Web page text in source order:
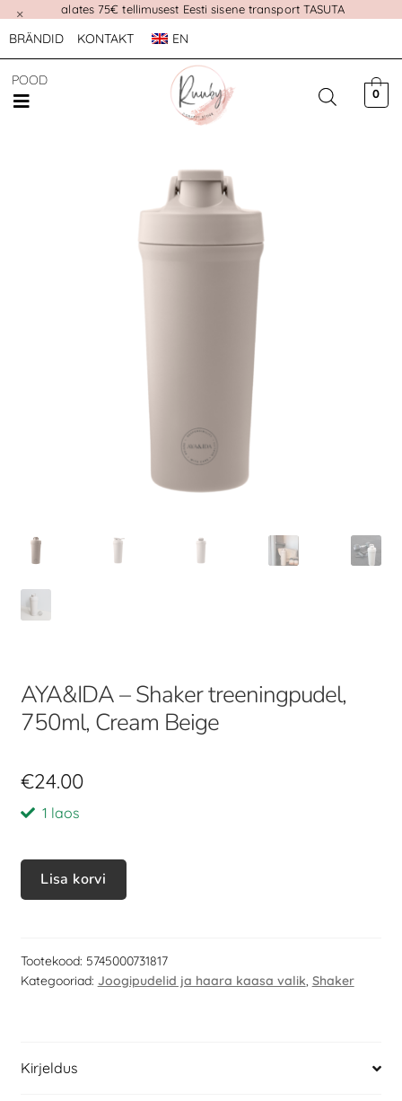
alates 75€ tellimusest Eesti sisene transport TASUTA
×
BRÄNDID KONTAKT EN
POOD
0
AYA&IDA – Shaker treeningpudel,
750ml, Cream Beige
€24.00
1 laos
Lisa korvi
Tootekood: 5745000731817
Kategooriad: Joogipudelid ja haara kaasa valik Shaker
Kirjeldus